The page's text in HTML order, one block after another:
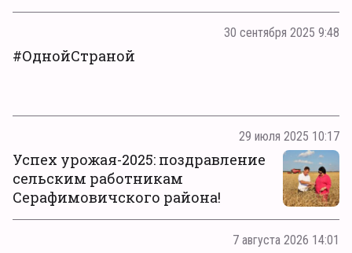
30 сентября 2025 9:48
#ОднойСтраной
29 июля 2025 10:17
Успех урожая-2025: поздравление
сельским работникам
Серафимовичского района!
7 августа 2026 14:01